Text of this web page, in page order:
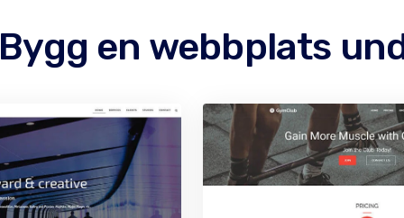
Bygg en webbplats